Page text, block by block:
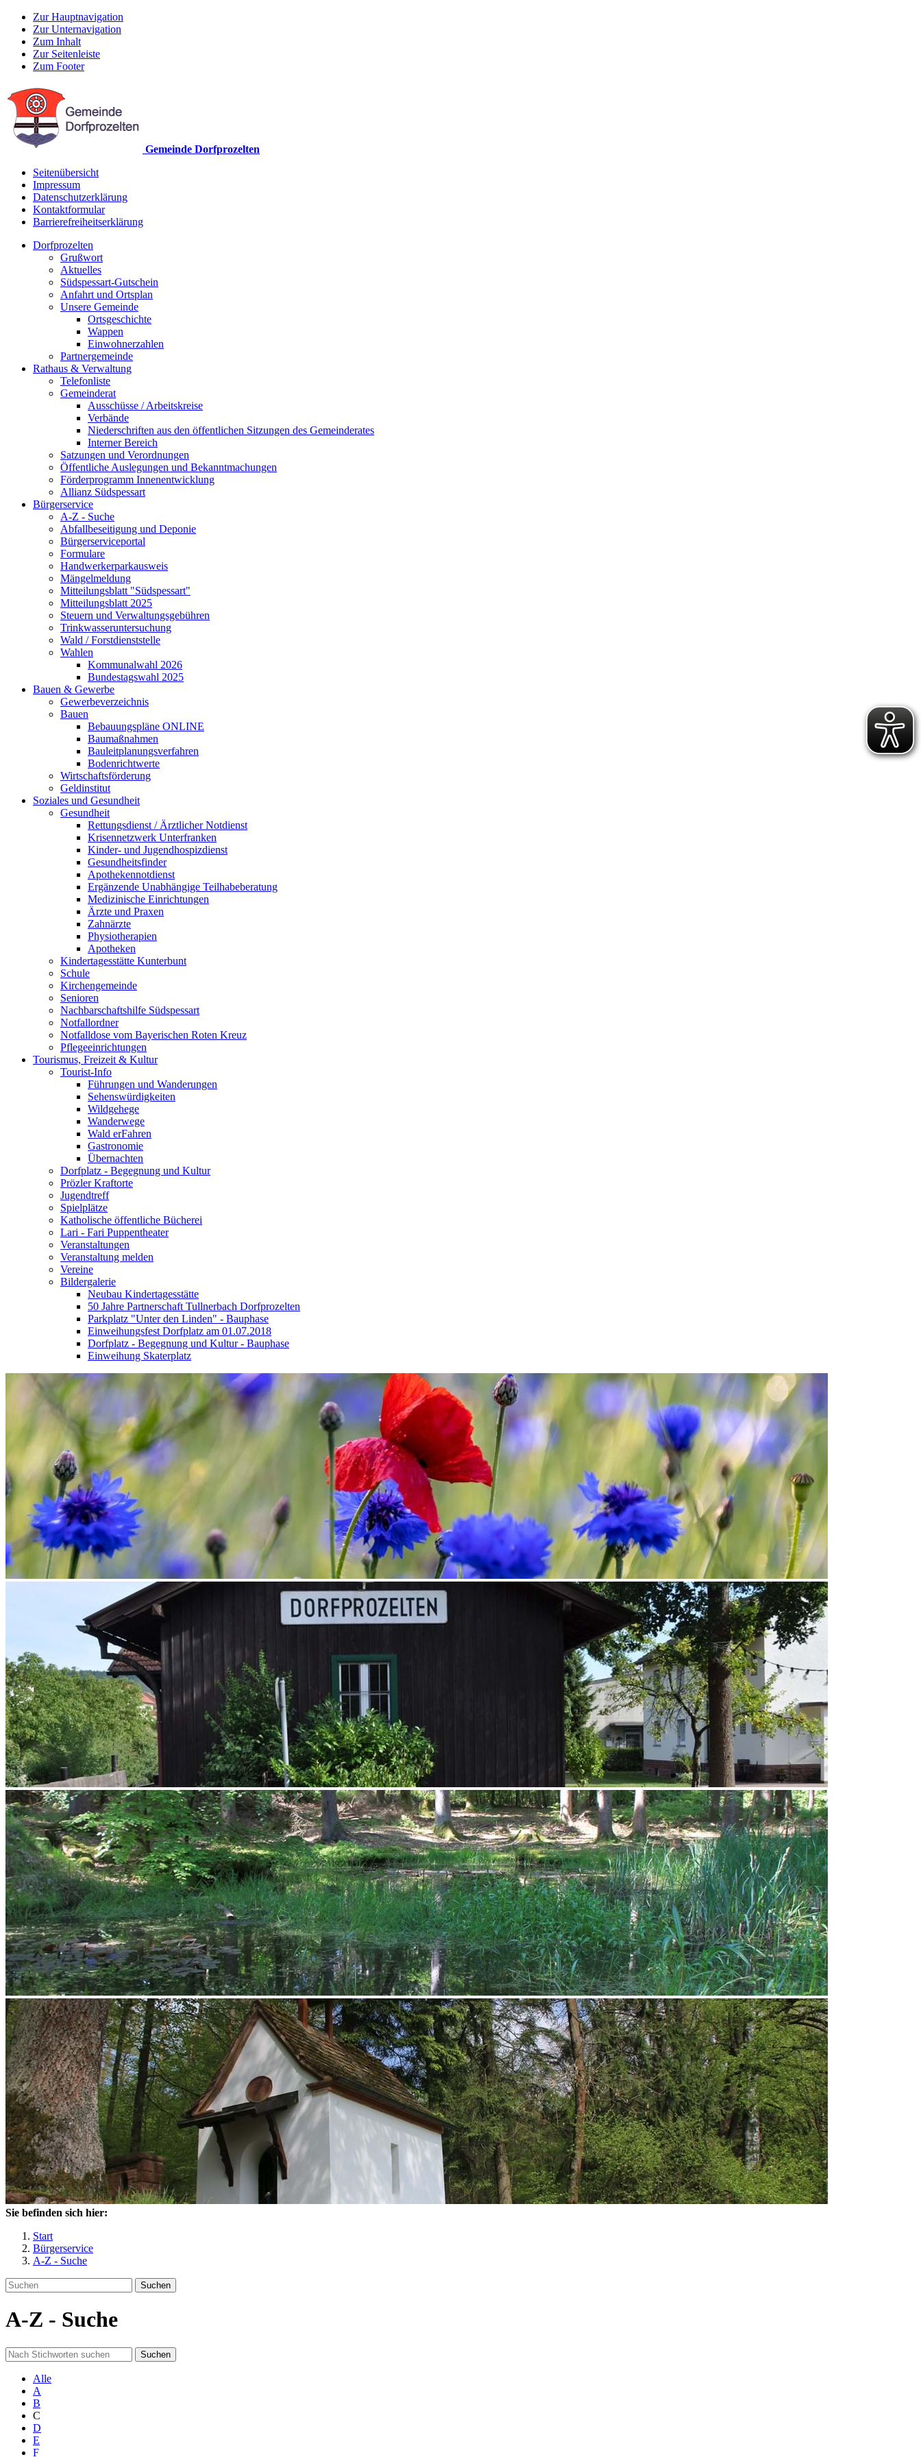
Zur Hauptnavigation
Zur Unternavigation
Zum Inhalt
Zur Seitenleiste
Zum Footer
Gemeinde Dorfprozelten
Seitenübersicht
Impressum
Datenschutzerklärung
Kontaktformular
Barrierefreiheitserklärung
Dorfprozelten
Grußwort
Aktuelles
Südspessart-Gutschein
Anfahrt und Ortsplan
Unsere Gemeinde
Ortsgeschichte
Wappen
Einwohnerzahlen
Partnergemeinde
Rathaus & Verwaltung
Telefonliste
Gemeinderat
Ausschüsse / Arbeitskreise
Verbände
Niederschriften aus den öffentlichen Sitzungen des Gemeinderates
Interner Bereich
Satzungen und Verordnungen
Öffentliche Auslegungen und Bekanntmachungen
Förderprogramm Innenentwicklung
Allianz Südspessart
Bürgerservice
A-Z - Suche
Abfallbeseitigung und Deponie
Bürgerserviceportal
Formulare
Handwerkerparkausweis
Mängelmeldung
Mitteilungsblatt "Südspessart"
Mitteilungsblatt 2025
Steuern und Verwaltungsgebühren
Trinkwasseruntersuchung
Wald / Forstdienststelle
Wahlen
Kommunalwahl 2026
Bundestagswahl 2025
Bauen & Gewerbe
Gewerbeverzeichnis
Bauen
Bebauungspläne ONLINE
Baumaßnahmen
Bauleitplanungsverfahren
Bodenrichtwerte
Wirtschaftsförderung
Geldinstitut
Soziales und Gesundheit
Gesundheit
Rettungsdienst / Ärztlicher Notdienst
Krisennetzwerk Unterfranken
Kinder- und Jugendhospizdienst
Gesundheitsfinder
Apothekennotdienst
Ergänzende Unabhängige Teilhabeberatung
Medizinische Einrichtungen
Ärzte und Praxen
Zahnärzte
Physiotherapien
Apotheken
Kindertagesstätte Kunterbunt
Schule
Kirchengemeinde
Senioren
Nachbarschaftshilfe Südspessart
Notfallordner
Notfalldose vom Bayerischen Roten Kreuz
Pflegeeinrichtungen
Tourismus, Freizeit & Kultur
Tourist-Info
Führungen und Wanderungen
Sehenswürdigkeiten
Wildgehege
Wanderwege
Wald erFahren
Gastronomie
Übernachten
Dorfplatz - Begegnung und Kultur
Prözler Kraftorte
Jugendtreff
Spielplätze
Katholische öffentliche Bücherei
Lari - Fari Puppentheater
Veranstaltungen
Veranstaltung melden
Vereine
Bildergalerie
Neubau Kindertagesstätte
50 Jahre Partnerschaft Tullnerbach Dorfprozelten
Parkplatz "Unter den Linden" - Bauphase
Einweihungsfest Dorfplatz am 01.07.2018
Dorfplatz - Begegnung und Kultur - Bauphase
Einweihung Skaterplatz
Sie befinden sich hier:
Start
Bürgerservice
A-Z - Suche
Suchen
A-Z - Suche
Suchen
Alle
A
B
C
D
E
F